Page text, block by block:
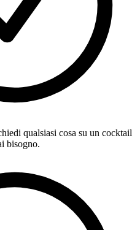
qualsiasi cosa su un cocktail
bisogno.